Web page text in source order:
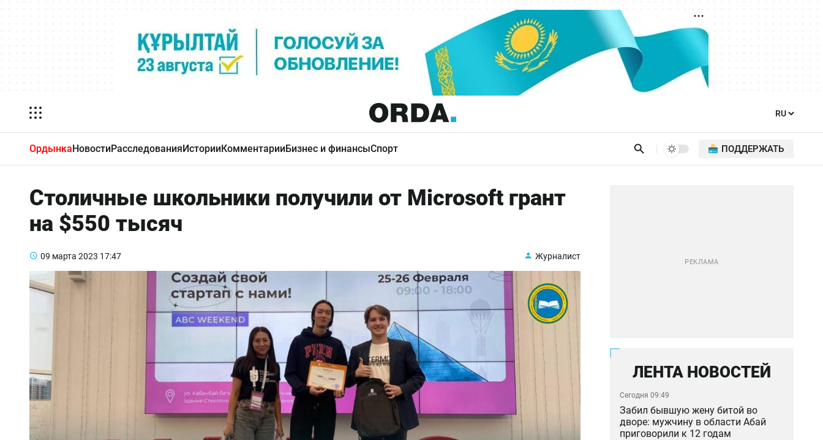
ОрдынкаНовостиРасследованияИсторииКомментарииБизнес и финансыСпорт ПОДДЕРЖАТЬ
Столичные школьники получили от Microsoft грант
на $550 тысяч
09 марта 2023 17:47 Журналист
ЛЕНТА НОВОСТЕЙ
Сегодня 09:49
Забил бывшую жену битой во
дворе: мужчину в области Абай
приговорили к 12 годам